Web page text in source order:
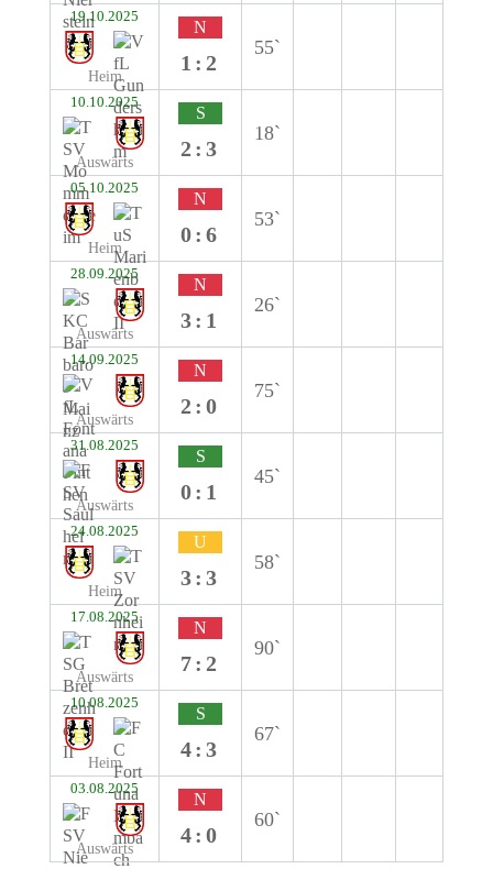
19.10.2025
Heim
N
1:2
55`
10.10.2025
Auswärts
S
2:3
18`
05.10.2025
Heim
N
0:6
53`
28.09.2025
Auswärts
N
3:1
26`
14.09.2025
Auswärts
N
2:0
75`
31.08.2025
Auswärts
S
0:1
45`
24.08.2025
Heim
U
3:3
58`
17.08.2025
Auswärts
N
7:2
90`
10.08.2025
Heim
S
4:3
67`
03.08.2025
Auswärts
N
4:0
60`